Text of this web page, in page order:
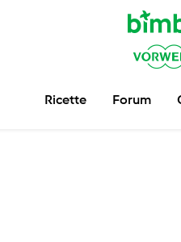
Ricette Forum